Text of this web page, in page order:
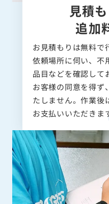
見積
追加
お見積もりは無料で
依頼場所に伺い、不
品目などを確認して
お客様の同意を得ず
たしません。作業後
お支払いいただきま